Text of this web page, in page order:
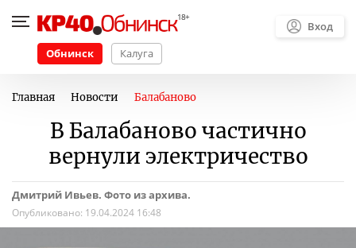
Обнинск Калуга
Вход
Главная Новости Балабаново
В Балабаново частично
вернули электричество
Дмитрий Ивьев. Фото из архива.
Опубликовано: 19.04.2024 16:48